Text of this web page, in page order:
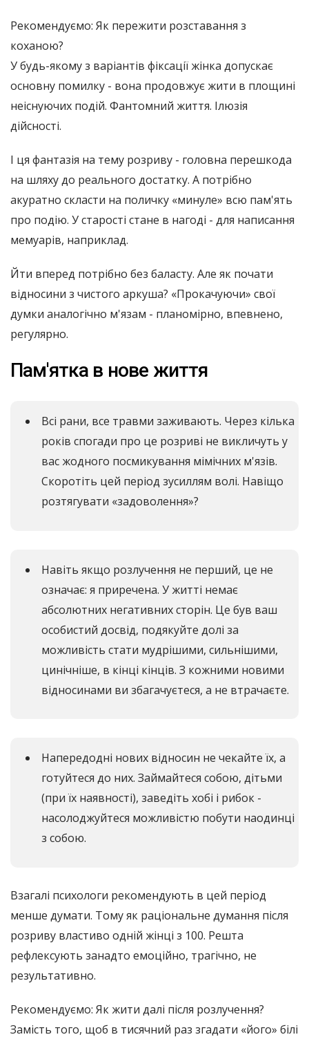
Рекомендуємо: Як пережити розставання з
коханою?
У будь-якому з варіантів фіксації жінка допускає
основну помилку - вона продовжує жити в площині
неіснуючих подій. Фантомний життя. Ілюзія
дійсності.
І ця фантазія на тему розриву - головна перешкода
на шляху до реального достатку. А потрібно
акуратно скласти на поличку «минуле» всю пам'ять
про подію. У старості стане в нагоді - для написання
мемуарів, наприклад.
Йти вперед потрібно без баласту. Але як почати
відносини з чистого аркуша? «Прокачуючи» свої
думки аналогічно м'язам - планомірно, впевнено,
регулярно.
Пам'ятка в нове життя
Всі рани, все травми заживають. Через кілька
років спогади про це розриві не викличуть у
вас жодного посмикування мімічних м'язів.
Скоротіть цей період зусиллям волі. Навіщо
розтягувати «задоволення»?
Навіть якщо розлучення не перший, це не
означає: я приречена. У житті немає
абсолютних негативних сторін. Це був ваш
особистий досвід, подякуйте долі за
можливість стати мудрішими, сильнішими,
цинічніше, в кінці кінців. З кожними новими
відносинами ви збагачуєтеся, а не втрачаєте.
Напередодні нових відносин не чекайте їх, а
готуйтеся до них. Займайтеся собою, дітьми
(при їх наявності), заведіть хобі і рибок -
насолоджуйтеся можливістю побути наодинці
з собою.
Взагалі психологи рекомендують в цей період
менше думати. Тому як раціональне думання після
розриву властиво одній жінці з 100. Решта
рефлексують занадто емоційно, трагічно, не
результативно.
Рекомендуємо: Як жити далі після розлучення?
Замість того, щоб в тисячний раз згадати «його» білі